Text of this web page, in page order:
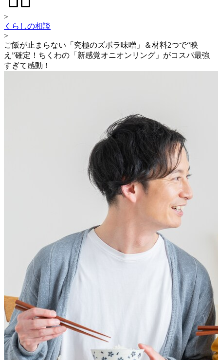
>
くらしの相談
>
ご飯が止まらない「究極のズボラ味噌」＆材料2つで“映
え”確定！ちくわの「新感覚オニオンリング」がコスパ最強
すぎて感動！